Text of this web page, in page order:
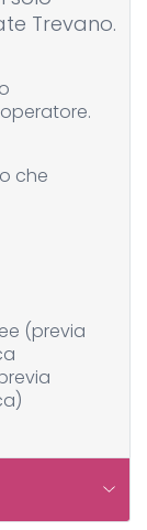
Trevano.
che
(previa